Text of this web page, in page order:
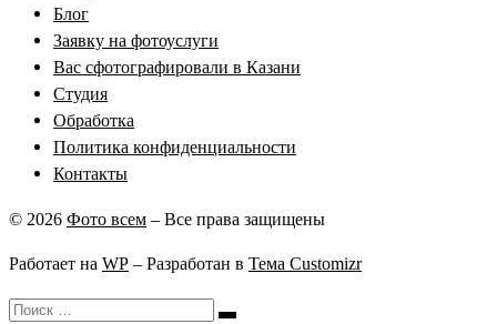
Блог
Заявку на фотоуслуги
Вас сфотографировали в Казани
Студия
Обработка
Политика конфиденциальности
Контакты
© 2026 Фото всем – Все права защищены
Работает на WP – Разработан в Тема Customizr
Поиск